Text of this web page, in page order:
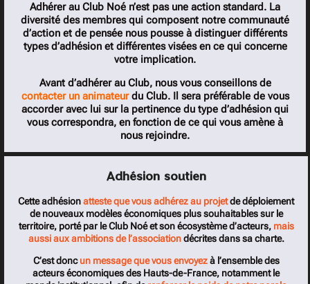
Adhérer au Club Noé n’est pas une action standard. La
diversité des membres qui composent notre communauté
d’action et de pensée nous pousse à distinguer différents
types d’adhésion et différentes visées en ce qui concerne
votre implication.
Avant d’adhérer au Club, nous vous conseillons de
contacter un animateurdu Club. Il sera préférable de vous
accorder avec lui sur la pertinence du type d’adhésion qui
vous correspondra, en fonction de ce qui vous amène à
nous rejoindre.
Adhésion soutien
Cette adhésionatteste que vous adhérez au projetde déploiement
de nouveaux modèles économiques plus souhaitables sur le
territoire, porté par le Club Noé et son écosystème d’acteurs, mais
aussi aux ambitions de l’associationdécrites dans sa charte.
C’est doncun message que vous envoyez à l’ensemble des
acteurs économiques des Hauts-de-France, notamment le